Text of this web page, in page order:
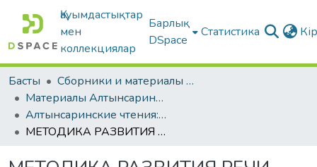
Қауымдастықтар
мен
коллекциялар
Барлық
DSpace
Статистика
Басты
Сборники и материалы конференций
Материалы Алтынсаринских педагогических чтений
Алтынсаринские чтения: Ценности как концептуальная основа воспитания в современных социокультурных и геополитических реалиях, г. Костанай, 2025 г. Книга 2
МЕТОДИКА РАЗВИТИЯ РЕЧИ УЧАЩИХСЯ ЧЕРЕЗ РЕЧЕВЫЕ УПРАЖНЕНИЯ НА УРОКАХ РУССКОГО ЯЗЫКА И ЛИТЕРАТУРЫ